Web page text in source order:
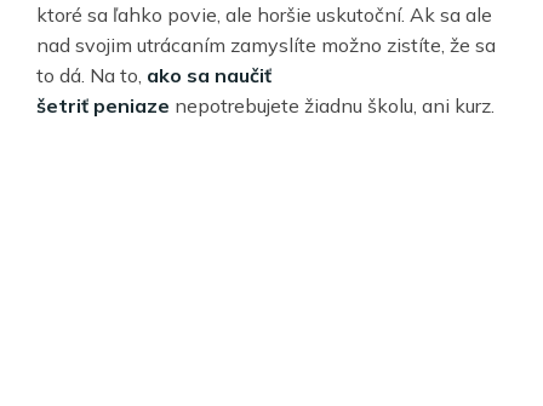
ktoré sa ľahko povie, ale horšie uskutoční. Ak sa ale
nad svojim utrácaním zamyslíte možno zistíte, že sa
to dá. Na to, ako sa naučiť
šetriť peniaze nepotrebujete žiadnu školu, ani kurz.